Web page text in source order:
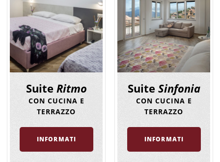
Suite Ritmo
CON CUCINA E
TERRAZZO
INFORMATI
Suite Sinfonia
CON CUCINA E
TERRAZZO
INFORMATI